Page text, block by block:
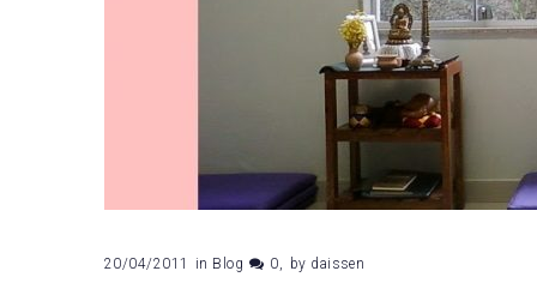
20/04/2011 in Blog 0 by daissen